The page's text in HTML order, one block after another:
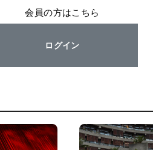
会員の方はこちら
ログイン